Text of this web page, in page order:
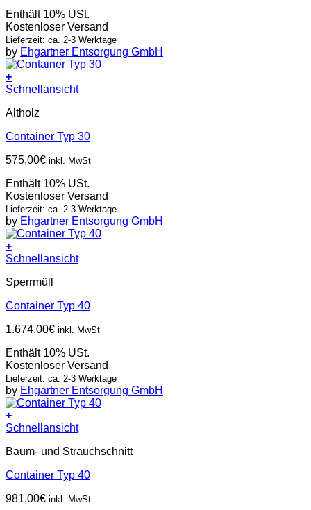
Enthält 10% USt.
Kostenloser Versand
Lieferzeit: ca. 2-3 Werktage
by Ehgartner Entsorgung GmbH
+
Schnellansicht
Altholz
Container Typ 30
575,00€ inkl. MwSt
Enthält 10% USt.
Kostenloser Versand
Lieferzeit: ca. 2-3 Werktage
by Ehgartner Entsorgung GmbH
+
Schnellansicht
Sperrmüll
Container Typ 40
1.674,00€ inkl. MwSt
Enthält 10% USt.
Kostenloser Versand
Lieferzeit: ca. 2-3 Werktage
by Ehgartner Entsorgung GmbH
+
Schnellansicht
Baum- und Strauchschnitt
Container Typ 40
981,00€ inkl. MwSt